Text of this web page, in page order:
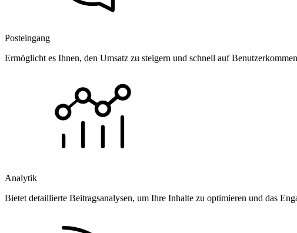
Posteingang
Ermöglicht es Ihnen, den Umsatz zu steigern und schnell auf
Analytik
Bietet detaillierte Beitragsanalysen, um Ihre Inhalte zu optimieren und das